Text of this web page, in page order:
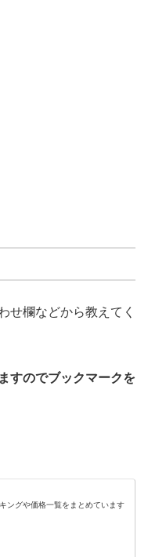
せ欄などから教えてく
すのでブックマークを
ングや価格一覧をまとめています